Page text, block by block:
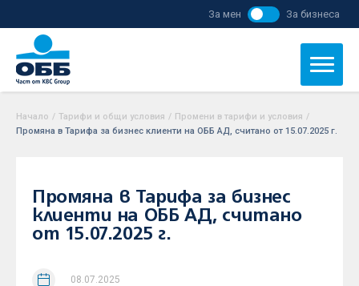
За мен За бизнеса
Начало / Тарифи и общи условия / Промени в тарифи и условия /
Промяна в Тарифа за бизнес клиенти на ОББ АД, считано от 15.07.2025 г.
Промяна в Тарифа за бизнес
клиенти на ОББ АД, считано
от 15.07.2025 г.
08.07.2025